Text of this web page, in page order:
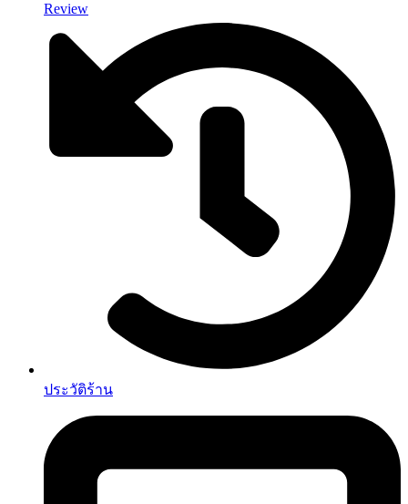
Review
ประวัติร้าน